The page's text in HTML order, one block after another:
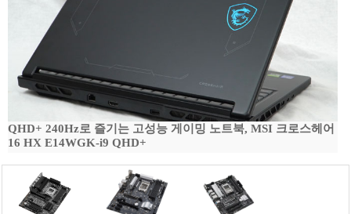
QHD+ 240Hz로 즐기는 고성능 게이밍 노트북, MSI 크로스헤어
16 HX E14WGK-i9 QHD+